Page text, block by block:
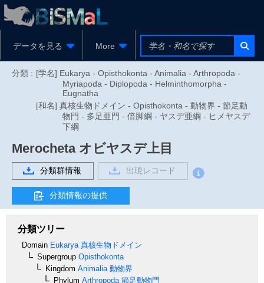
データを見る More
分類 : [学名] Eukarya - Opisthokonta - Animalia - Arthropoda -
Myriapoda - Diplopoda - Helminthomorpha -
Eugnatha
[和名] 真核生物ドメイン - Opisthokonta - 動物界 - 節足動
物門 - 多足亜門 - 倍脚綱 - ヤスデ亜綱 - ヒメヤスデ
下綱
Merochetaオビヤスデ上目
分類群情報 出現レコード
分類情報の提供
分類ツリー
Domain Eukarya 真核生物ドメイン
Supergroup Opisthokonta
Kingdom Animalia 動物界
Phylum Arthropoda 節足動物門